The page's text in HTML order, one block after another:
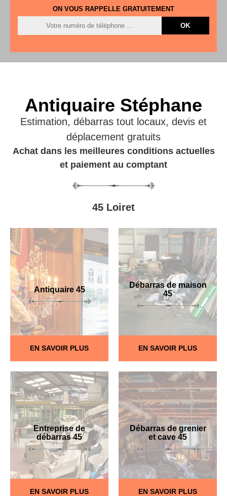
ON VOUS RAPPELLE GRATUITEMENT
Antiquaire Stéphane
Estimation, débarras tout locaux, devis et
déplacement gratuits
Achat dans les meilleures conditions actuelles
et paiement au comptant
45 Loiret
Antiquaire 45
EN SAVOIR PLUS
Débarras de maison
45
EN SAVOIR PLUS
Entreprise de
débarras 45
EN SAVOIR PLUS
Débarras de grenier
et cave 45
EN SAVOIR PLUS